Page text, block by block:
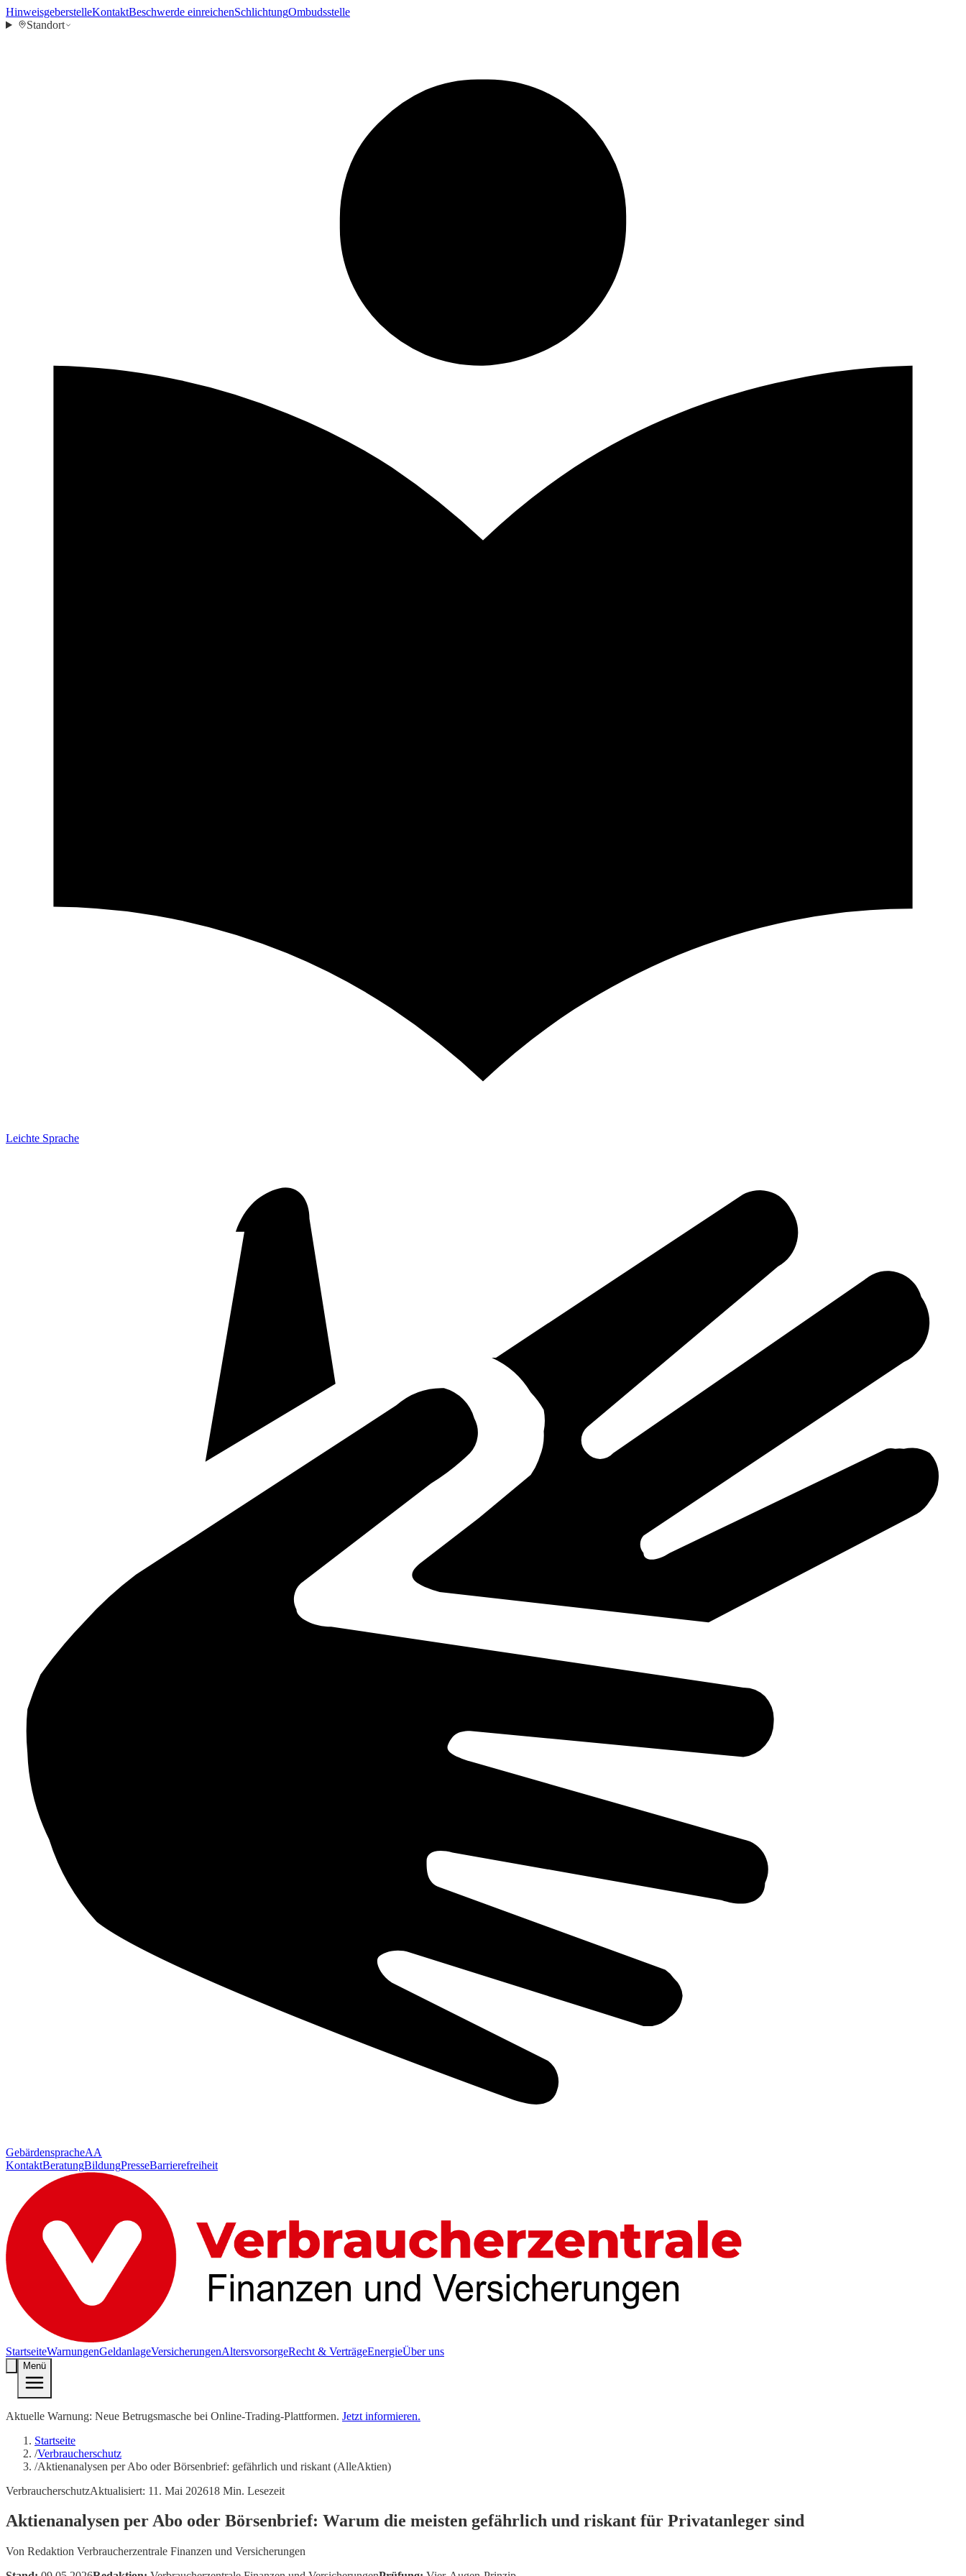
HinweisgeberstelleKontaktBeschwerde einreichenSchlichtungOmbudsstelle
Standort
Leichte Sprache
GebärdenspracheAA
KontaktBeratungBildungPresseBarrierefreiheit
StartseiteWarnungenGeldanlageVersicherungenAltersvorsorgeRecht & VerträgeEnergieÜber uns
Menü
Aktuelle Warnung: Neue Betrugsmasche bei Online-Trading-Plattformen. Jetzt informieren.
Startseite
/Verbraucherschutz
/Aktienanalysen per Abo oder Börsenbrief: gefährlich und riskant (AlleAktien)
VerbraucherschutzAktualisiert: 11. Mai 202618 Min. Lesezeit
Aktienanalysen per Abo oder Börsenbrief: Warum die meisten gefährlich und riskant für Privatanleger sind
Von Redaktion Verbraucherzentrale Finanzen und Versicherungen